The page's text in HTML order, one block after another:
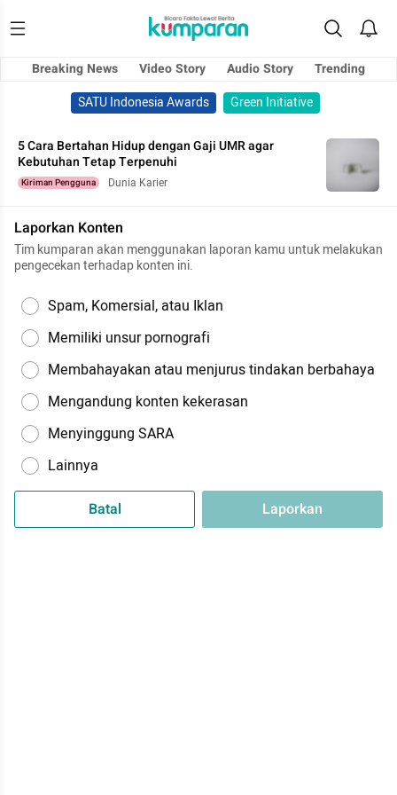
Breaking News Video Story Audio Story
Trending
SATU Indonesia Awards
Green Initiative
5 Cara Bertahan Hidup dengan Gaji UMR agar
Kebutuhan Tetap Terpenuhi
Kiriman Pengguna Dunia Karier
Laporkan Konten
Tim kumparan akan menggunakan laporan kamu untuk melakukan
pengecekan terhadap konten ini.
Spam, Komersial, atau Iklan
Memiliki unsur pornografi
Membahayakan atau menjurus tindakan berbahaya
Mengandung konten kekerasan
Menyinggung SARA
Lainnya
Batal Laporkan